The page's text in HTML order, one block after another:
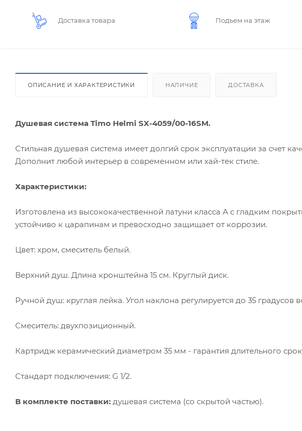
Доставка товара Подъем на этаж
ОПИСАНИЕ И ХАРАКТЕРИСТИКИ НАЛИЧИЕ ДОСТАВКА
Душевая система Timo Helmi SX-4059/00-16SM.
Стильная душевая система имеет долгий срок эксплуатации за счет
Дополнит любой интерьер в современном или хай-тек стиле.
Характеристики:
Изготовлена из высококачественной латуни класса А с гладким
устойчиво к царапинам и превосходно защищает от коррозии.
Цвет: хром, смеситель белый.
Верхний душ. Длина кронштейна 15 см. Круглый диск.
Ручной душ: круглая лейка. Угол наклона регулируется до 35 градусов
Смеситель: двухпозиционный.
Картридж керамический диаметром 35 мм - гарантия длительного
Стандарт подключения: G 1/2.
В комплекте поставки: душевая система (со скрытой частью).